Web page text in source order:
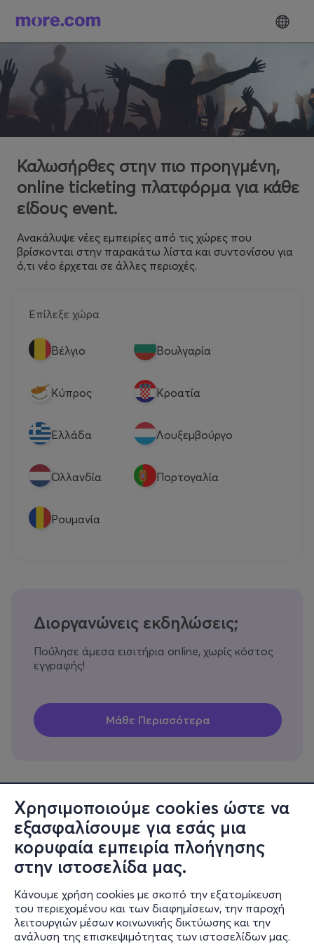
Χρησιμοποιούμε cookies ώστε να
εξασφαλίσουμε για εσάς μια
κορυφαία εμπειρία πλοήγησης
στην ιστοσελίδα μας.
Κάνουμε χρήση cookies με σκοπό την εξατομίκευση
του περιεχομένου και των διαφημίσεων, την παροχή
λειτουργιών μέσων κοινωνικής δικτύωσης και την
ανάλυση της επισκεψιμότητας των ιστοσελίδων μας.
Καλωσήρθες στην πιο προηγμένη,
online ticketing πλατφόρμα για κάθε
είδους event.
Ανακάλυψε νέες εμπειρίες από τις χώρες που
βρίσκονται στην παρακάτω λίστα και συντονίσου για
ό,τι νέο έρχεται σε άλλες περιοχές.
Επίλεξε χώρα
Βέλγιο Βουλγαρία
Κύπρος Κροατία
Eλλάδα Λουξεμβούργο
Ολλανδία Πορτογαλία
Ρουμανία
Διοργανώνεις εκδηλώσεις;
Πούλησε άμεσα εισιτήρια online, χωρίς κόστος
εγγραφής!
Πληροφορίες
Υποστήριξη
Stay Connected